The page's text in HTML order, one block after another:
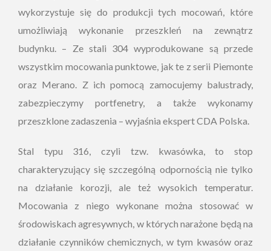
wykorzystuje się do produkcji tych mocowań, które
umożliwiają wykonanie przeszkleń na zewnątrz
budynku. – Ze stali 304 wyprodukowane są przede
wszystkim mocowania punktowe, jak te z serii Piemonte
oraz Merano. Z ich pomocą zamocujemy balustrady,
zabezpieczymy portfenetry, a także wykonamy
przeszklone zadaszenia – wyjaśnia ekspert CDA Polska.
Stal typu 316, czyli tzw. kwasówka, to stop
charakteryzujący się szczególną odpornością nie tylko
na działanie korozji, ale też wysokich temperatur.
Mocowania z niego wykonane można stosować w
środowiskach agresywnych, w których narażone będą na
działanie czynników chemicznych, w tym kwasów oraz